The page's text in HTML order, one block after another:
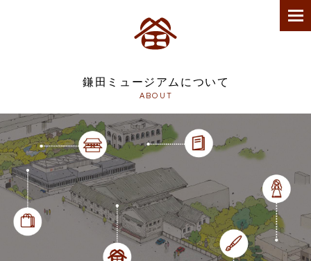
鎌田ミュージアムについて
ABOUT